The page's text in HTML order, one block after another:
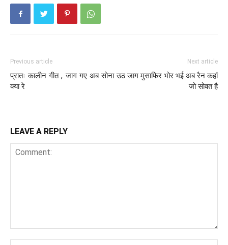
Previous article
प्रातः कालीन गीत , जाग गए अब सोना
क्या रे
Next article
उठ जाग मुसाफिर भोर भई अब रैन कहां
जो सोवत है
LEAVE A REPLY